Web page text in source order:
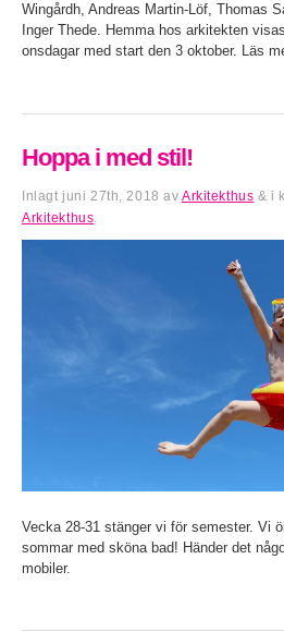
Wingårdh, Andreas Martin-Löf, Thomas
Inger Thede. Hemma hos arkitekten
onsdagar med start den 3 oktober. Läs
Hoppa i med stil!
Inlagt juni 27th, 2018 av Arkitekthus & i
Arkitekthus
Vecka 28-31 stänger vi för semester. Vi
sommar med sköna bad! Händer det
mobiler.